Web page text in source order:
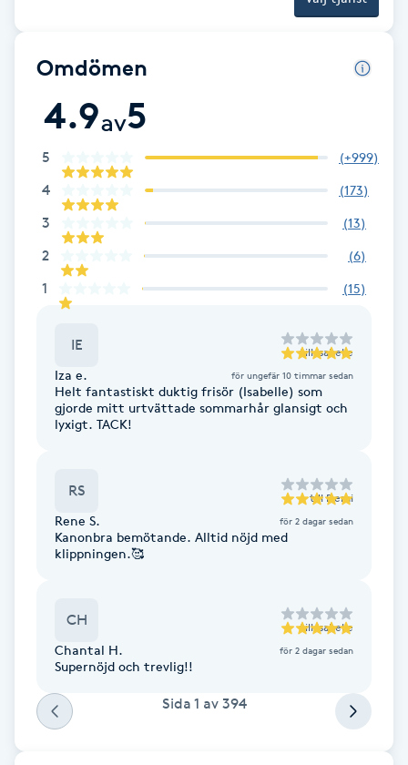
Gellack
Gellack med förstärkning
Gravidmassage
Gravidyoga
Gruppträning
Hatha Yoga
Herrklippning
HIFU
Omdömen
4.9av5
5 (+999)
4 (173)
3 (13)
2 (6)
1 (15)
IE till Isabelle
Iza e. för ungefär 10 timmar sedan
Helt fantastiskt duktig frisör (Isabelle) som
gjorde mitt urtvättade sommarhår glansigt och
lyxigt. TACK!
RS till Demi
Rene S. för 2 dagar sedan
Kanonbra bemötande. Alltid nöjd med
klippningen.🥰
CH till Isabelle
Chantal H. för 2 dagar sedan
Supernöjd och trevlig!!
Sida 1 av 394